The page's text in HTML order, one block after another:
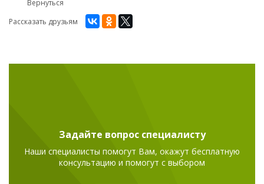
Вернуться
Рассказать друзьям
Задайте вопрос специалисту
Наши специалисты помогут Вам, окажут бесплатную
консультацию и помогут с выбором